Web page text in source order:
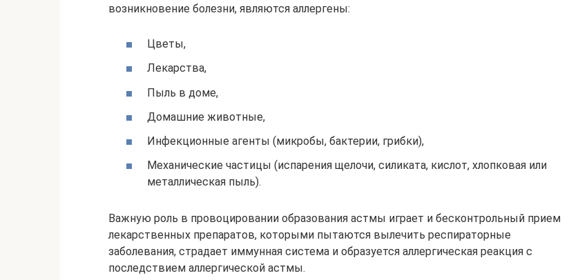
возникновение болезни, являются аллергены:
Цветы,
Лекарства,
Пыль в доме,
Домашние животные,
Инфекционные агенты (микробы, бактерии, грибки),
Механические частицы (испарения щелочи, силиката, кислот, хлопковая или
металлическая пыль).
Важную роль в провоцировании образования астмы играет и бесконтрольный прием
лекарственных препаратов, которыми пытаются вылечить респираторные
заболевания, страдает иммунная система и образуется аллергическая реакция с
последствием аллергической астмы.